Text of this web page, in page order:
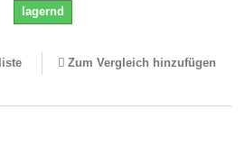
lagernd
Zum Vergleich hinzufügen